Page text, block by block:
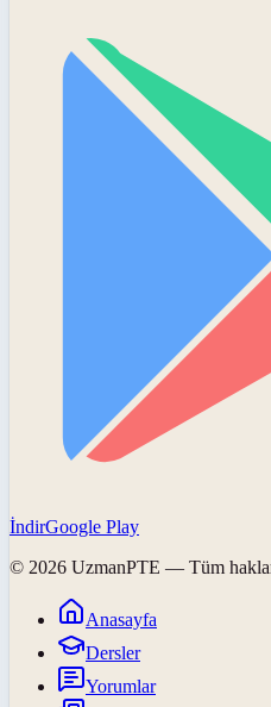
İndirGoogle Play
© 2026 UzmanPTE — Tüm
Anasayfa
Dersler
Yorumlar